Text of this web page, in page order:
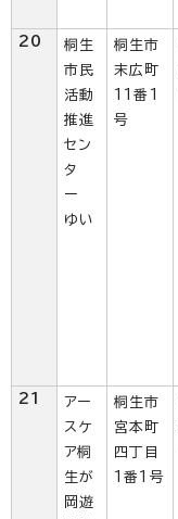
20
桐生
市民
活動
推進
セン
タ
ー
ゆい
桐生市
末広町
11番1
号
21
アー
スケ
ア桐
生が
岡遊
桐生市
宮本町
四丁目
1番1号